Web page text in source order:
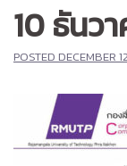
10 ธันว
POSTED DECEMBER